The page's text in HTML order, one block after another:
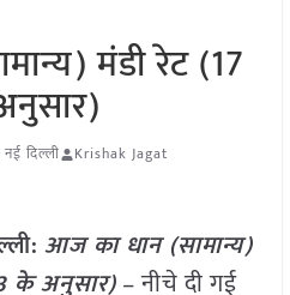
मंडी रेट (17
नई दिल्ली Krishak Jagat
आज का धान (सामान्य)
के अनुसार)– नीचे दी गई